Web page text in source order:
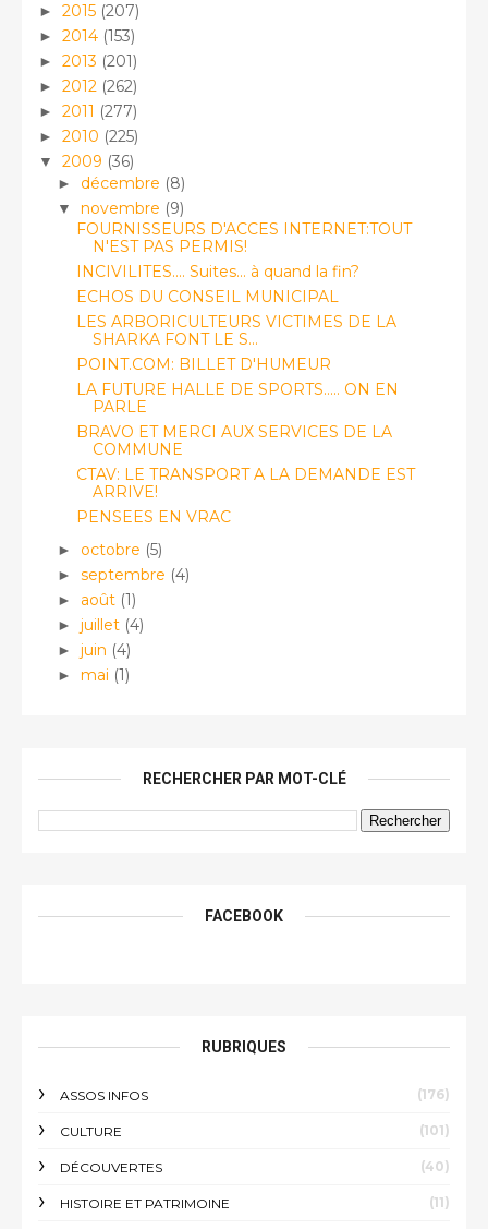
► 2015 (207)
► 2014 (153)
► 2013 (201)
► 2012 (262)
► 2011 (277)
► 2010 (225)
▼ 2009 (36)
► décembre (8)
▼ novembre (9)
FOURNISSEURS D'ACCES INTERNET:TOUT
N'EST PAS PERMIS!
INCIVILITES.... Suites... à quand la fin?
ECHOS DU CONSEIL MUNICIPAL
LES ARBORICULTEURS VICTIMES DE LA
SHARKA FONT LE S...
POINT.COM: BILLET D'HUMEUR
LA FUTURE HALLE DE SPORTS..... ON EN
PARLE
BRAVO ET MERCI AUX SERVICES DE LA
COMMUNE
CTAV: LE TRANSPORT A LA DEMANDE EST
ARRIVE!
PENSEES EN VRAC
► octobre (5)
► septembre (4)
► août (1)
► juillet (4)
► juin (4)
► mai (1)
RECHERCHER PAR MOT-CLÉ
FACEBOOK
RUBRIQUES
ASSOS INFOS (176)
CULTURE (101)
DÉCOUVERTES (40)
HISTOIRE ET PATRIMOINE (11)